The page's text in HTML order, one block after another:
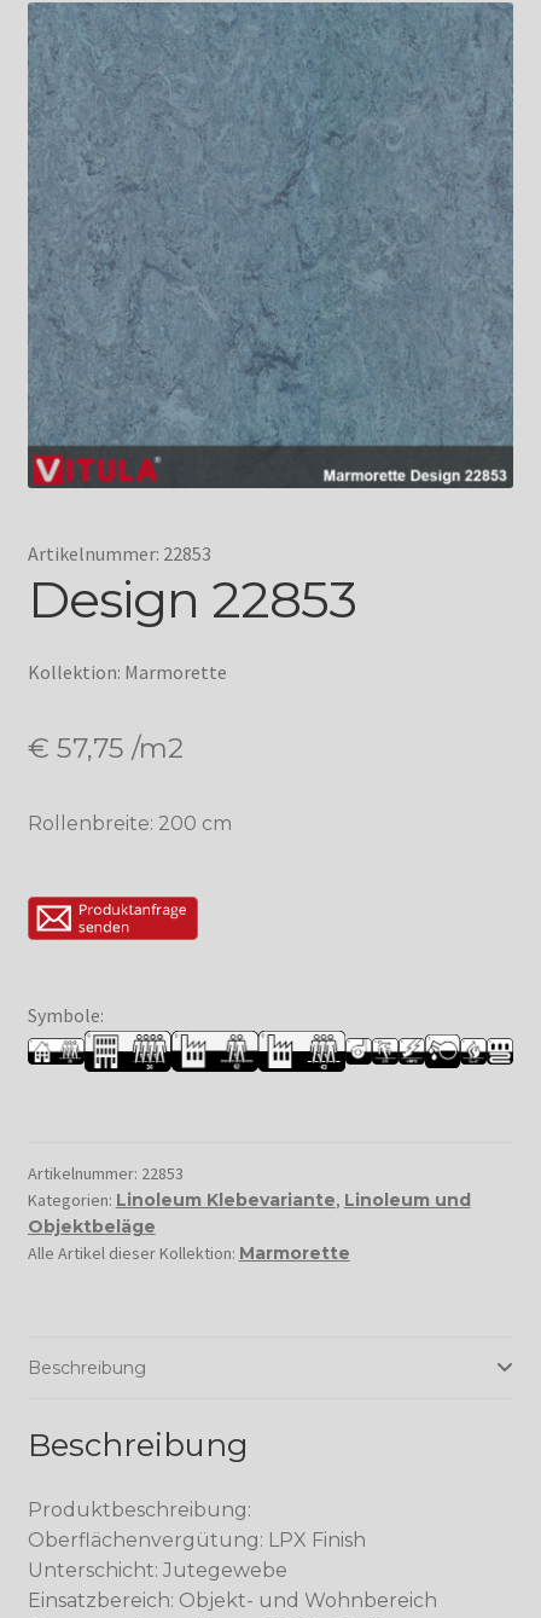
Artikelnummer: 22853
Design 22853
Kollektion: Marmorette
€ 57,75 /m2
Rollenbreite: 200 cm
Symbole:
Artikelnummer: 22853
Kategorien: Linoleum Klebevariante, Linoleum und
Objektbeläge
Alle Artikel dieser Kollektion: Marmorette
Beschreibung
Beschreibung
Produktbeschreibung:
Oberflächenvergütung: LPX Finish
Unterschicht: Jutegewebe
Einsatzbereich: Objekt- und Wohnbereich